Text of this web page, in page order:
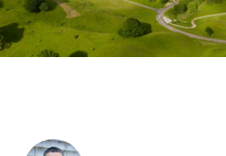
L’équipe